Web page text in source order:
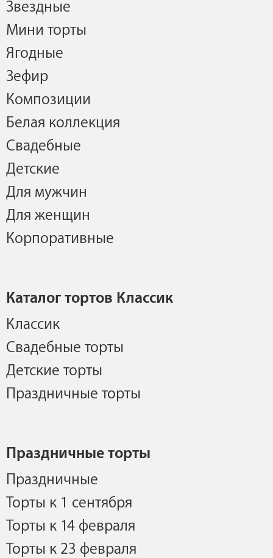
Звездные
Мини торты
Ягодные
Зефир
Композиции
Белая коллекция
Свадебные
Детские
Для мужчин
Для женщин
Корпоративные
Каталог тортов Классик
Классик
Свадебные торты
Детские торты
Праздничные торты
Праздничные торты
Праздничные
Торты к 1 сентября
Торты к 14 февраля
Торты к 23 февраля